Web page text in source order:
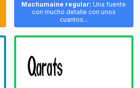
Machumaine regular: Una fuente
con mucho detalle con unos
cuantos...